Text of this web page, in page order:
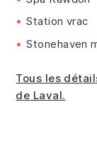
Station vrac
Stonehaven
Tous les
de Laval.